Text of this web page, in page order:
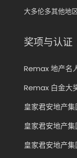
大多伦多其他地
奖项与认证
Remax 地产名
Remax 白金大
皇家君安地产
皇家君安地产
皇家君安地产